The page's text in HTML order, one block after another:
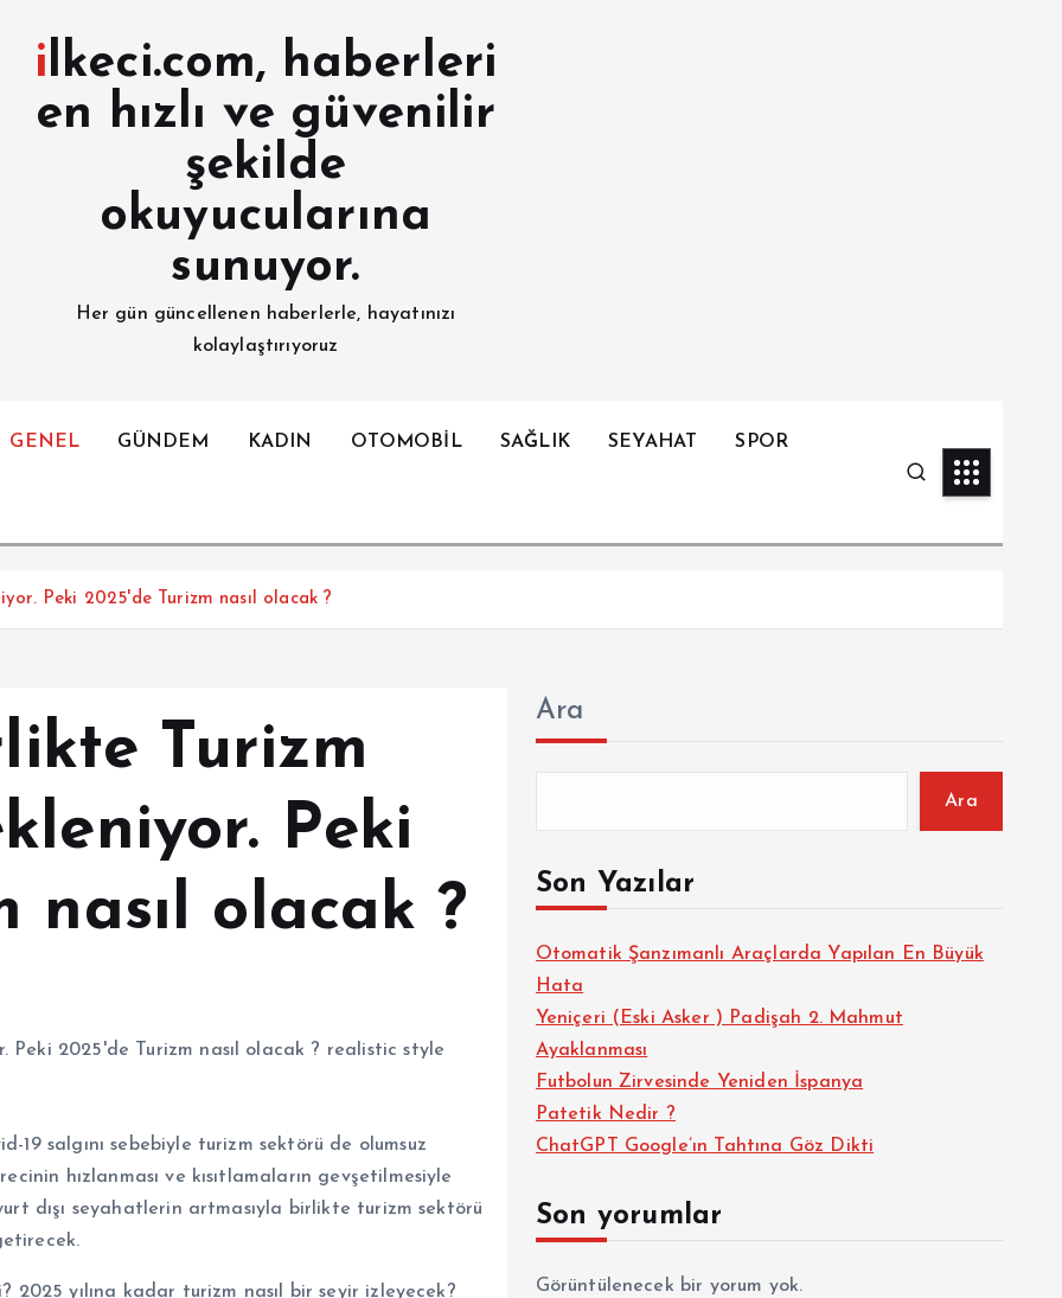
ilkeci.com, haberleri
en hızlı ve güvenilir
şekilde
okuyucularına
sunuyor.
Her gün güncellenen haberlerle, hayatınızı
kolaylaştırıyoruz
GENEL GÜNDEM KADIN OTOMOBİL SAĞLIK SEYAHAT SPOR
Peki 2025'de Turizm nasıl olacak ?
Turizm
Peki
nasıl olacak ?
19 salgını sebebiyle turizm sektörü de olumsuz
hızlanması ve kısıtlamaların gevşetilmesiyle
dışı seyahatlerin artmasıyla birlikte turizm sektörü
yılına kadar turizm nasıl bir seyir izleyecek?
Ara
Ara
Son Yazılar
Otomatik Şanzımanlı Araçlarda Yapılan En Büyük
Hata
Yeniçeri (Eski Asker ) Padişah 2. Mahmut
Ayaklanması
Futbolun Zirvesinde Yeniden İspanya
Patetik Nedir ?
ChatGPT Google’ın Tahtına Göz Dikti
Son yorumlar
Görüntülenecek bir yorum yok.